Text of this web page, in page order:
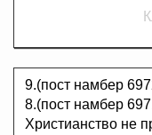
9.(пост намбер
8.(пост намбер
Христианство не